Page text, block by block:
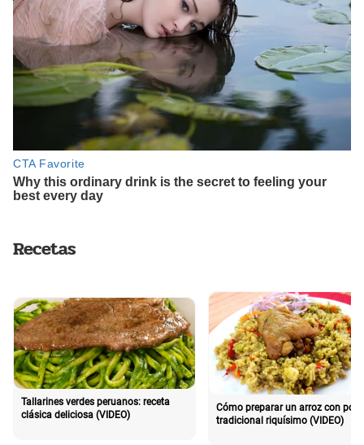
Recetas
Tallarines verdes peruanos: receta
clásica deliciosa (VIDEO)
Cómo preparar un arroz con pollo
tradicional riquísimo (VIDEO)